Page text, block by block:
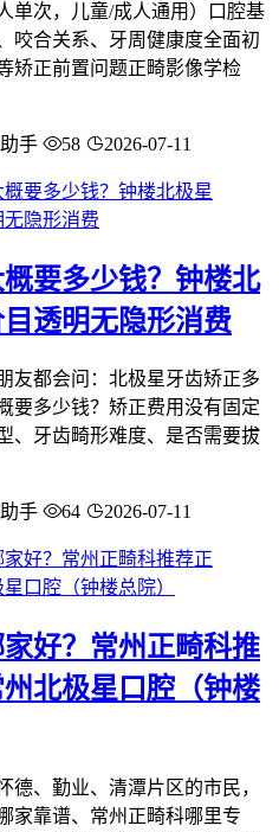
单次，儿童/成人通用）口腔基
咬合关系、牙周健康度全面初
矫正前置问题正畸影像学检
手 58 2026-07-11
要多少钱？钟楼北
透明无隐形消费
友都会问：北极星牙齿矫正多
要多少钱？矫正费用没有固定
、牙齿畸形难度、是否需要拔
手 64 2026-07-11
好？常州正畸科推
北极星口腔（钟楼
德、勤业、清潭片区的市民，
家靠谱、常州正畸科哪里专